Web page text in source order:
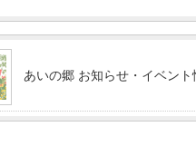
あいの郷 お知らせ・イベント